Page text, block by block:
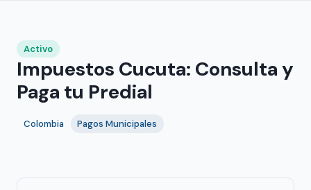
Activo
Impuestos Cucuta: Consulta y
Paga tu Predial
Colombia Pagos Municipales